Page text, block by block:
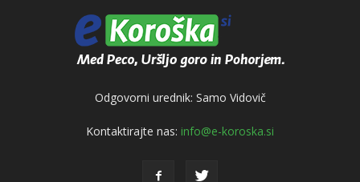
Odgovorni urednik: Samo Vidovič
Kontaktirajte nas: info@e-koroska.si